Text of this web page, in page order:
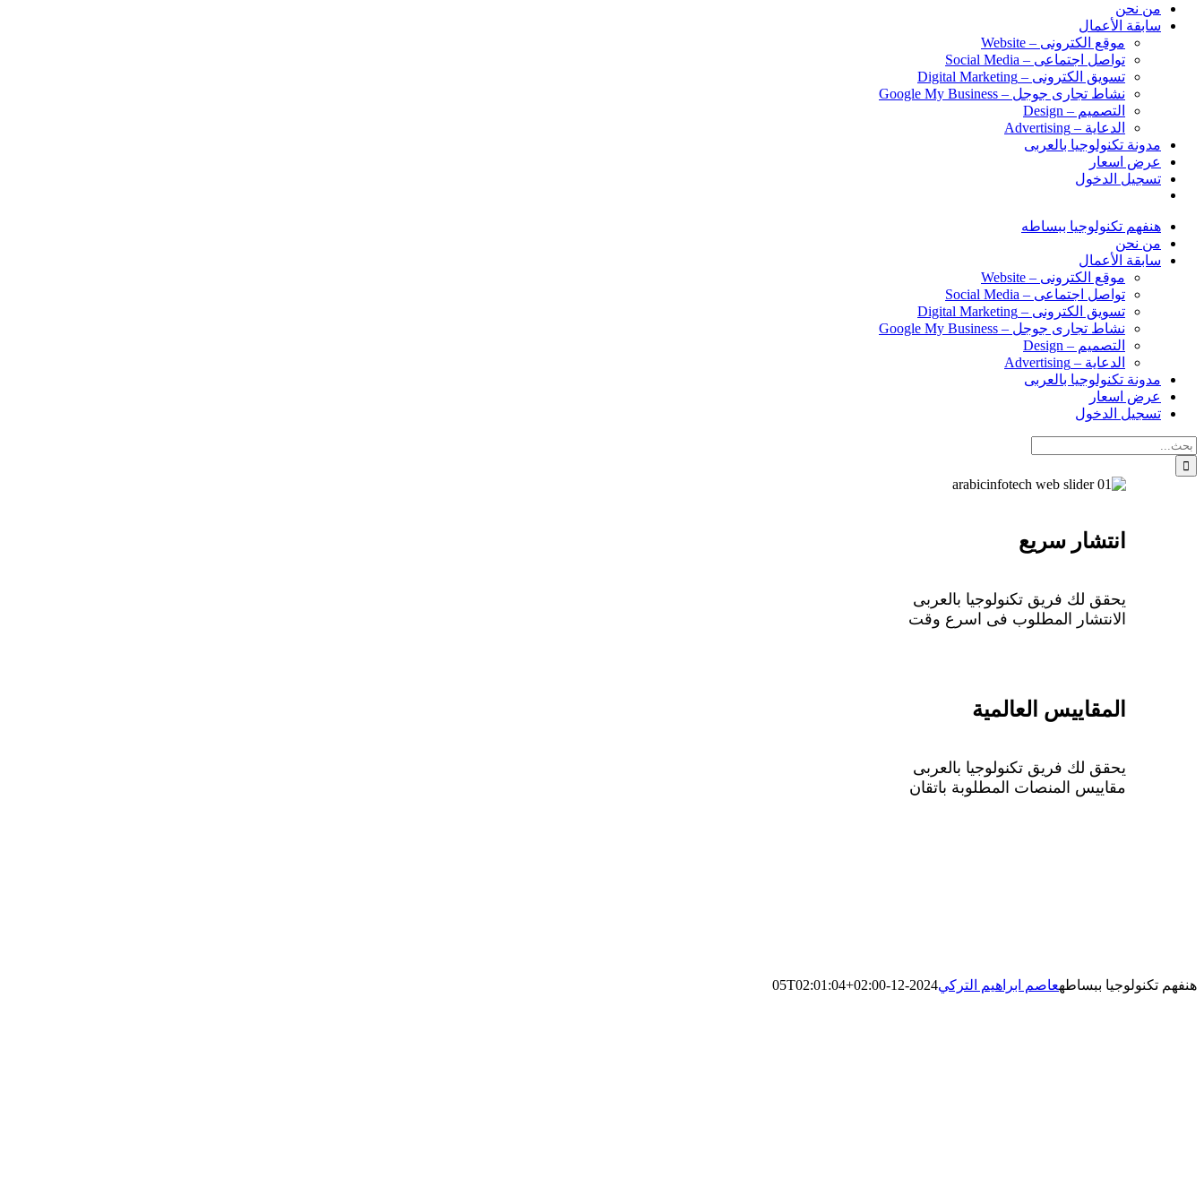
من نحن
سابقة الأعمال
موقع الكترونى – Website
تواصل اجتماعى – Social Media
تسويق الكترونى – Digital Marketing
نشاط تجارى جوجل – Google My Business
التصميم – Design
الدعاية – Advertising
مدونة تكنولوجيا بالعربى
عرض اسعار
تسجيل الدخول
هنفهم تكنولوجيا ببساطه
من نحن
سابقة الأعمال
موقع الكترونى – Website
تواصل اجتماعى – Social Media
تسويق الكترونى – Digital Marketing
نشاط تجارى جوجل – Google My Business
التصميم – Design
الدعاية – Advertising
مدونة تكنولوجيا بالعربى
عرض اسعار
تسجيل الدخول
البحث
عن:
انتشار سريع
يحقق لك فريق تكنولوجيا بالعربى
الانتشار المطلوب فى اسرع وقت
المقاييس العالمية
يحقق لك فريق تكنولوجيا بالعربى
مقاييس المنصات المطلوبة باتقان
هنفهم تكنولوجيا ببساطهعاصم ابراهيم التركي2024-12-05T02:01:04+02:00